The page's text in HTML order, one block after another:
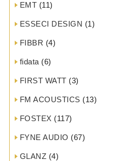
EMT (11)
ESSECI DESIGN (1)
FIBBR (4)
fidata (6)
FIRST WATT (3)
FM ACOUSTICS (13)
FOSTEX (117)
FYNE AUDIO (67)
GLANZ (4)